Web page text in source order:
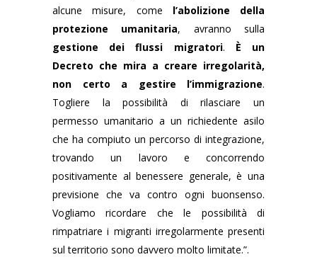
alcune misure, come l’abolizione della
protezione umanitaria, avranno sulla
gestione dei flussi migratori. È un
Decreto che mira a creare irregolarità,
non certo a gestire l’immigrazione.
Togliere la possibilità di rilasciare un
permesso umanitario a un richiedente asilo
che ha compiuto un percorso di integrazione,
trovando un lavoro e concorrendo
positivamente al benessere generale, è una
previsione che va contro ogni buonsenso.
Vogliamo ricordare che le possibilità di
rimpatriare i migranti irregolarmente presenti
sul territorio sono davvero molto limitate.”.